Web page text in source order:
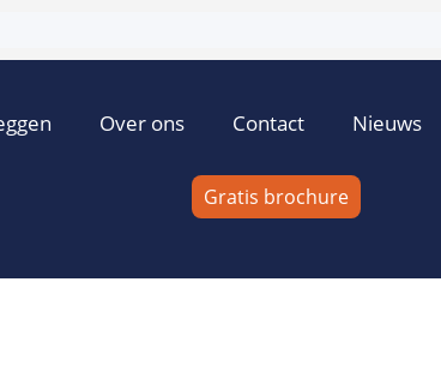
Over ons Contact Nieuws
Gratis brochure